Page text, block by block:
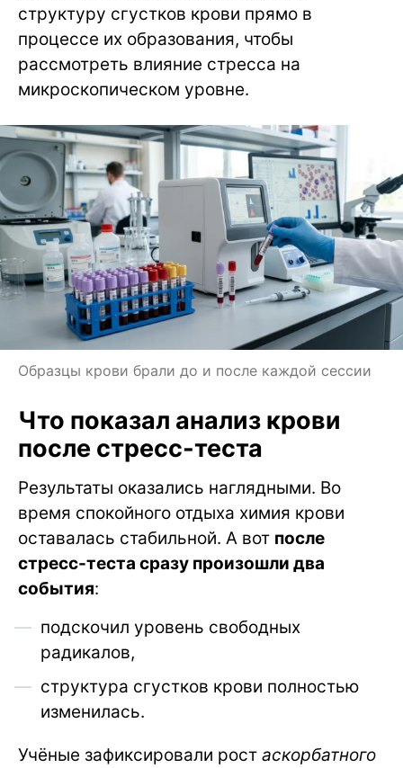
структуру сгустков крови прямо в
процессе их образования, чтобы
рассмотреть влияние стресса на
микроскопическом уровне.
Образцы крови брали до и после каждой сессии
Что показал анализ крови
после стресс-теста
Результаты оказались наглядными. Во
время спокойного отдыха химия крови
оставалась стабильной. А вот после
стресс-теста сразу произошли два
события:
подскочил уровень свободных
радикалов,
структура сгустков крови полностью
изменилась.
Учёные зафиксировали рост аскорбатного